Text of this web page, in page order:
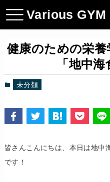
Various GYM
健康のための栄
「地中
未分類
皆さんこんにちは、本日は地中
です！